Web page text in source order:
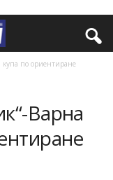
купа по ориентиране
Варна